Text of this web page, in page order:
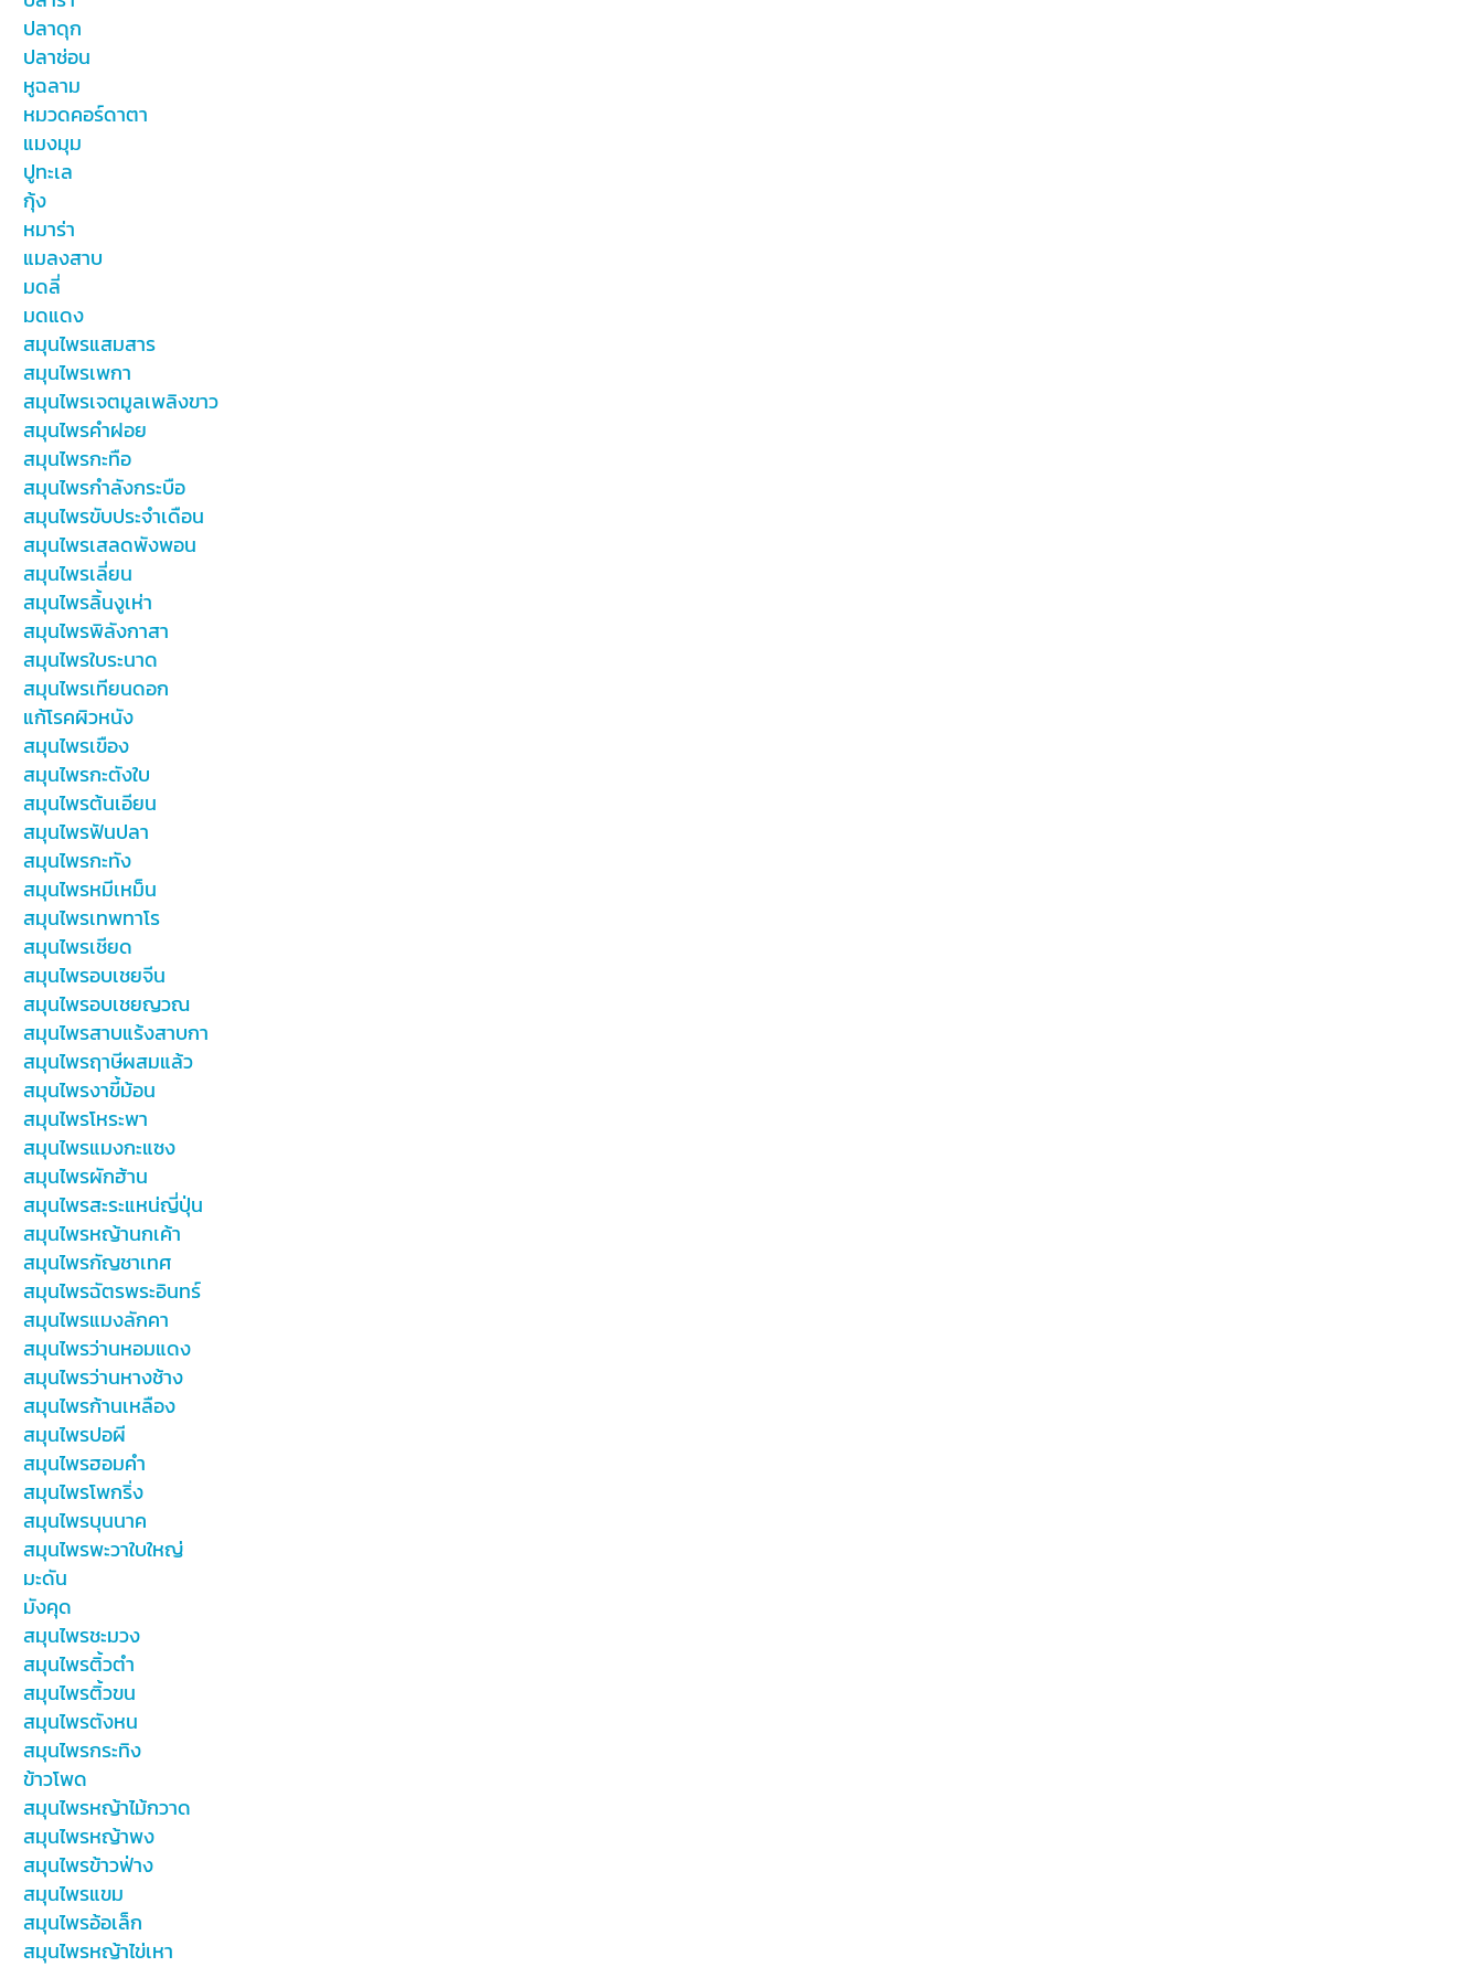
ปลาดุก
ปลาช่อน
หูฉลาม
หมวดคอร์ดาตา
แมงมุม
ปูทะเล
กุ้ง
หมาร่า
แมลงสาบ
มดลี่
มดแดง
สมุนไพรแสมสาร
สมุนไพรเพกา
สมุนไพรเจตมูลเพลิงขาว
สมุนไพรคำฝอย
สมุนไพรกะทือ
สมุนไพรกำลังกระบือ
สมุนไพรขับประจำเดือน
สมุนไพรเสลดพังพอน
สมุนไพรเลี่ยน
สมุนไพรลิ้นงูเห่า
สมุนไพรพิลังกาสา
สมุนไพรใบระนาด
สมุนไพรเทียนดอก
แก้โรคผิวหนัง
สมุนไพรเขือง
สมุนไพรกะตังใบ
สมุนไพรต้นเอียน
สมุนไพรฟันปลา
สมุนไพรกะทัง
สมุนไพรหมีเหม็น
สมุนไพรเทพทาโร
สมุนไพรเชียด
สมุนไพรอบเชยจีน
สมุนไพรอบเชยญวณ
สมุนไพรสาบแร้งสาบกา
สมุนไพรฤาษีผสมแล้ว
สมุนไพรงาขี้ม้อน
สมุนไพรโหระพา
สมุนไพรแมงกะแซง
สมุนไพรผักฮ้าน
สมุนไพรสะระแหน่ญี่ปุ่น
สมุนไพรหญ้านกเค้า
สมุนไพรกัญชาเทศ
สมุนไพรฉัตรพระอินทร์
สมุนไพรแมงลักคา
สมุนไพรว่านหอมแดง
สมุนไพรว่านหางช้าง
สมุนไพรก้านเหลือง
สมุนไพรปอผี
สมุนไพรฮอมคำ
สมุนไพรโพกริ่ง
สมุนไพรบุนนาค
สมุนไพรพะวาใบใหญ่
มะดัน
มังคุด
สมุนไพรชะมวง
สมุนไพรติ้วตำ
สมุนไพรติ้วขน
สมุนไพรตังหน
สมุนไพรกระทิง
ข้าวโพด
สมุนไพรหญ้าไม้กวาด
สมุนไพรหญ้าพง
สมุนไพรข้าวฟ่าง
สมุนไพรแขม
สมุนไพรอ้อเล็ก
สมุนไพรหญ้าไข่เหา